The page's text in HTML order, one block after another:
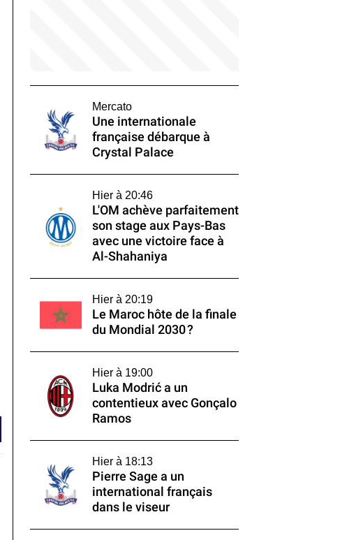
Mercato
Une internationale
française débarque à
Crystal Palace
Hier à 20:46
L'OM achève parfaitement
son stage aux Pays-Bas
avec une victoire face à
Al-Shahaniya
Hier à 20:19
Le Maroc hôte de la finale
du Mondial 2030 ?
Hier à 19:00
Luka Modrić a un
contentieux avec Gonçalo
Ramos
Hier à 18:13
Pierre Sage a un
international français
dans le viseur